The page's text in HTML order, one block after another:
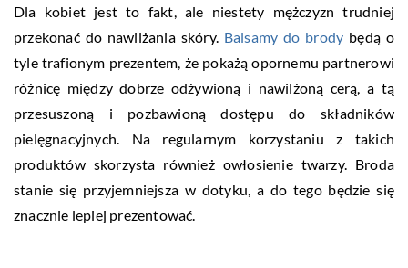
Dla kobiet jest to fakt, ale niestety mężczyzn trudniej
przekonać do nawilżania skóry. Balsamy do brody będą o
tyle trafionym prezentem, że pokażą opornemu partnerowi
różnicę między dobrze odżywioną i nawilżoną cerą, a tą
przesuszoną i pozbawioną dostępu do składników
pielęgnacyjnych. Na regularnym korzystaniu z takich
produktów skorzysta również owłosienie twarzy. Broda
stanie się przyjemniejsza w dotyku, a do tego będzie się
znacznie lepiej prezentować.